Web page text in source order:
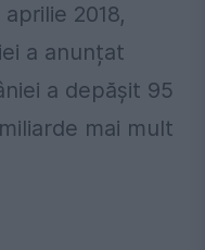
2018,
a anunțat
a depășit 95
mai mult